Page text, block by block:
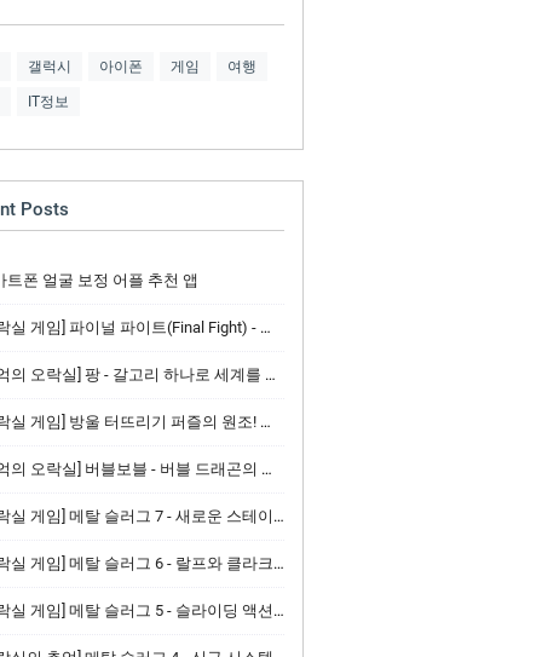
갤럭시 아이폰 게임 여행
IT정보
Posts
트폰 얼굴 보정 어플 추천 앱
게임] 파이널 파이트(Final Fight) - 액션 게임 / 조작법
오락실] 팡 - 갈고리 하나로 세계를 구하는 긴박한 액션
게임] 방울 터뜨리기 퍼즐의 원조! 퍼즐 버블(Puzzle Bobble)
오락실] 버블보블 - 버블 드래곤의 귀여운 액션과 퍼즐의 재미
게임] 메탈 슬러그 7 - 새로운 스테이지와 슬러그 건너의 귀환
게임] 메탈 슬러그 6 - 랄프와 클라크, 무기 소지 시스템의 진화
게임] 메탈 슬러그 5 - 슬라이딩 액션과 신규 무기체계